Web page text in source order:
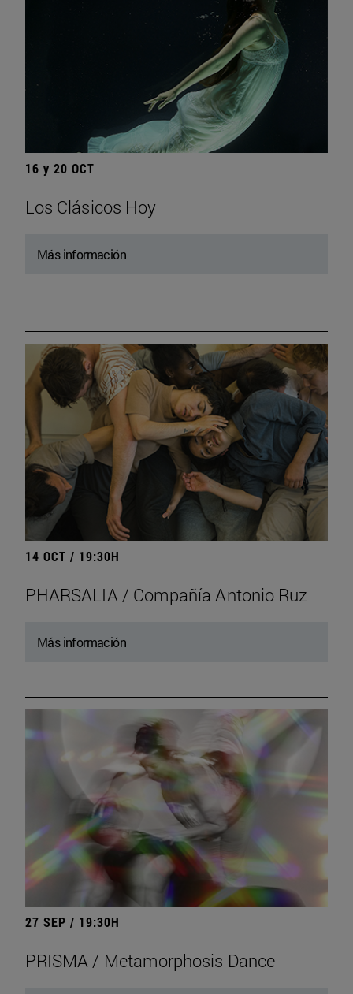
16 y 20 OCT
Los Clásicos Hoy
Más información
14 OCT / 19:30H
PHARSALIA / Compañía Antonio Ruz
Más información
27 SEP / 19:30H
PRISMA / Metamorphosis Dance